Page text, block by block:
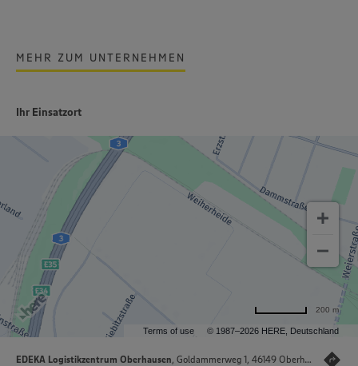
MEHR ZUM UNTERNEHMEN
Ihr Einsatzort
Terms of use © 1987–2026 HERE, Deutschland
200 m
EDEKA Logistikzentrum Oberhausen, Goldammerweg 1, 46149 Oberhausen